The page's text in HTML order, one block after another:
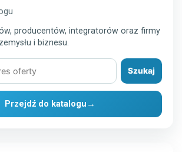
producentów, integratorów oraz firmy
i biznesu.
Szukaj
Przejdź do katalogu →